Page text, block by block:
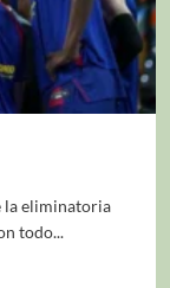
la eliminatoria
todo...